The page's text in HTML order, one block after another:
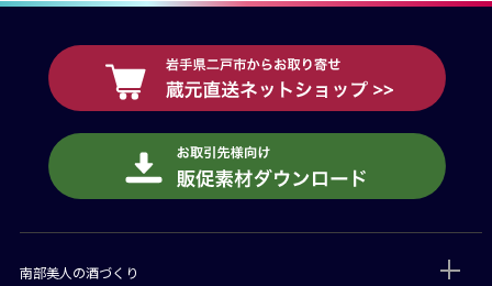
南部美人の酒づくり